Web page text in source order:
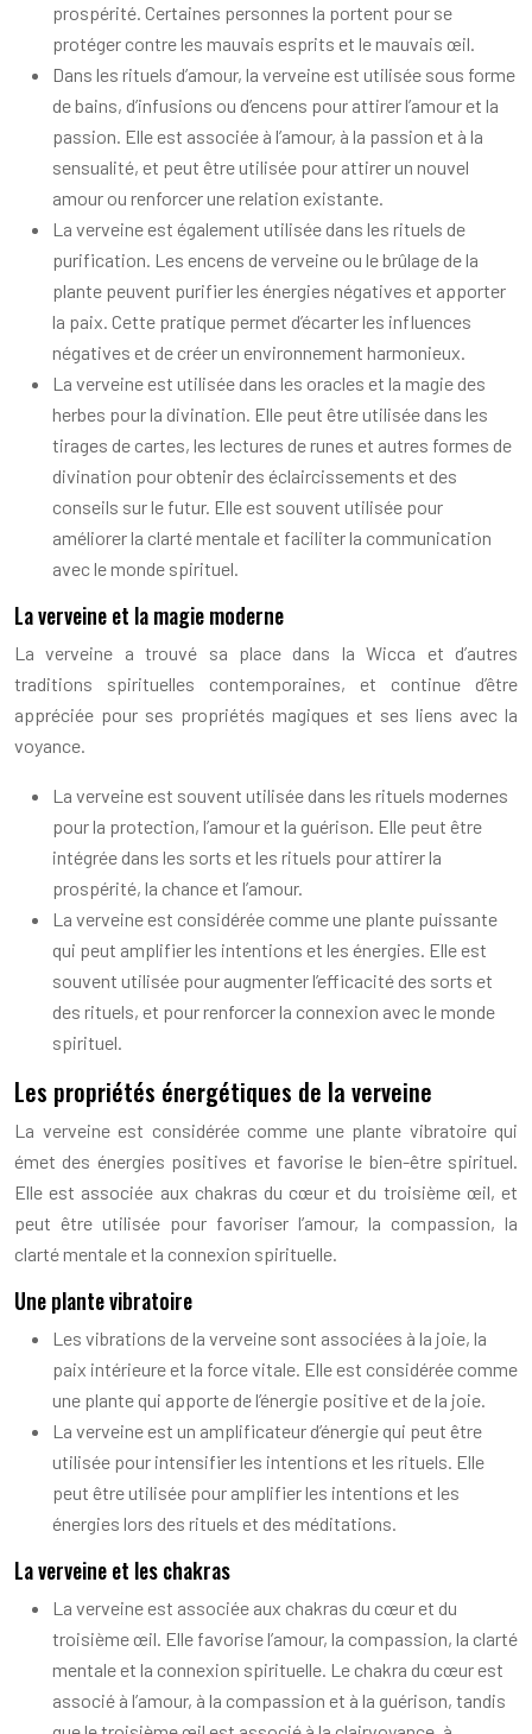
prospérité. Certaines personnes la portent pour se
protéger contre les mauvais esprits et le mauvais œil.
Dans les rituels d’amour, la verveine est utilisée sous forme
de bains, d’infusions ou d’encens pour attirer l’amour et la
passion. Elle est associée à l’amour, à la passion et à la
sensualité, et peut être utilisée pour attirer un nouvel
amour ou renforcer une relation existante.
La verveine est également utilisée dans les rituels de
purification. Les encens de verveine ou le brûlage de la
plante peuvent purifier les énergies négatives et apporter
la paix. Cette pratique permet d’écarter les influences
négatives et de créer un environnement harmonieux.
La verveine est utilisée dans les oracles et la magie des
herbes pour la divination. Elle peut être utilisée dans les
tirages de cartes, les lectures de runes et autres formes de
divination pour obtenir des éclaircissements et des
conseils sur le futur. Elle est souvent utilisée pour
améliorer la clarté mentale et faciliter la communication
avec le monde spirituel.
La verveine et la magie moderne
La verveine a trouvé sa place dans la Wicca et d’autres
traditions spirituelles contemporaines, et continue d’être
appréciée pour ses propriétés magiques et ses liens avec la
voyance.
La verveine est souvent utilisée dans les rituels modernes
pour la protection, l’amour et la guérison. Elle peut être
intégrée dans les sorts et les rituels pour attirer la
prospérité, la chance et l’amour.
La verveine est considérée comme une plante puissante
qui peut amplifier les intentions et les énergies. Elle est
souvent utilisée pour augmenter l’efficacité des sorts et
des rituels, et pour renforcer la connexion avec le monde
spirituel.
Les propriétés énergétiques de la verveine
La verveine est considérée comme une plante vibratoire qui
émet des énergies positives et favorise le bien-être spirituel.
Elle est associée aux chakras du cœur et du troisième œil, et
peut être utilisée pour favoriser l’amour, la compassion, la
clarté mentale et la connexion spirituelle.
Une plante vibratoire
Les vibrations de la verveine sont associées à la joie, la
paix intérieure et la force vitale. Elle est considérée comme
une plante qui apporte de l’énergie positive et de la joie.
La verveine est un amplificateur d’énergie qui peut être
utilisée pour intensifier les intentions et les rituels. Elle
peut être utilisée pour amplifier les intentions et les
énergies lors des rituels et des méditations.
La verveine et les chakras
La verveine est associée aux chakras du cœur et du
troisième œil. Elle favorise l’amour, la compassion, la clarté
mentale et la connexion spirituelle. Le chakra du cœur est
associé à l’amour, à la compassion et à la guérison, tandis